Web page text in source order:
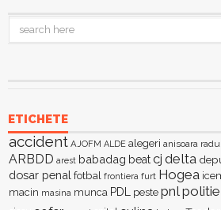
ETICHETE
accident AJOFM ALDE alegeri anisoara radu
ARBDD arest babadag beatcj delta
dosar penal fotbal frontiera furt Hogea
macin masina munca PDL peste pnlpolitie